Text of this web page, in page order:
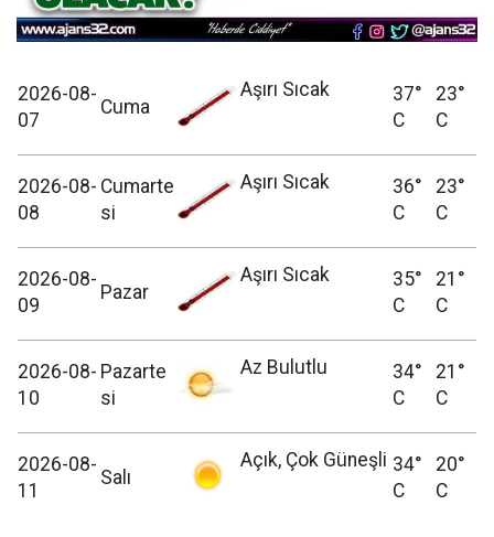
2026-08-
07
Cuma
Aşırı Sıcak
37°
C
23°
C
2026-08-
08
Cumarte
si
Aşırı Sıcak
36°
C
23°
C
2026-08-
09
Pazar
Aşırı Sıcak
35°
C
21°
C
2026-08-
10
Pazarte
si
Az Bulutlu
34°
C
21°
C
2026-08-
11
Salı
Açık, Çok Güneşli 34°
C
20°
C